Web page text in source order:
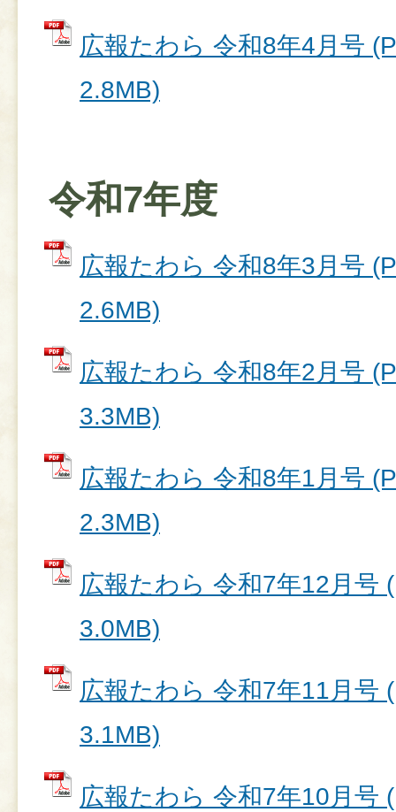
広報たわら 令和8年4月号
2.8MB)
令和7年度
広報たわら 令和8年3月号
2.6MB)
広報たわら 令和8年2月号
3.3MB)
広報たわら 令和8年1月号
2.3MB)
広報たわら 令和7年12月号
3.0MB)
広報たわら 令和7年11月号
3.1MB)
広報たわら 令和7年10月号